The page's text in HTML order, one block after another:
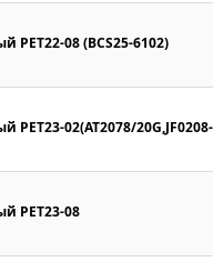
PET22-08 (BCS25-6102)
02(AT2078/
PET23-08